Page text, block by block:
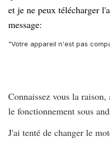
et je ne peux télécharger
message:
"Votre appareil n'est pas
Connaissez vous la
le fonctionnement sous
J'ai tenté de changer le